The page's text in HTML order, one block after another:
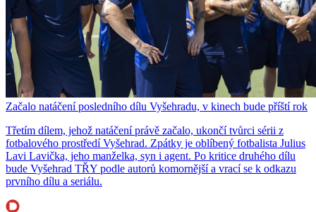
Začalo natáčení posledního dílu Vyšehradu, v kinech bude příští rok
Třetím dílem, jehož natáčení právě začalo, ukončí tvůrci sérii z
fotbalového prostředí Vyšehrad. Zpátky je oblíbený fotbalista Julius
Lavi Lavička, jeho manželka, syn i agent. Po kritice druhého dílu
bude Vyšehrad TŘY podle autorů komornější a vrací se k odkazu
prvního dílu a seriálu.